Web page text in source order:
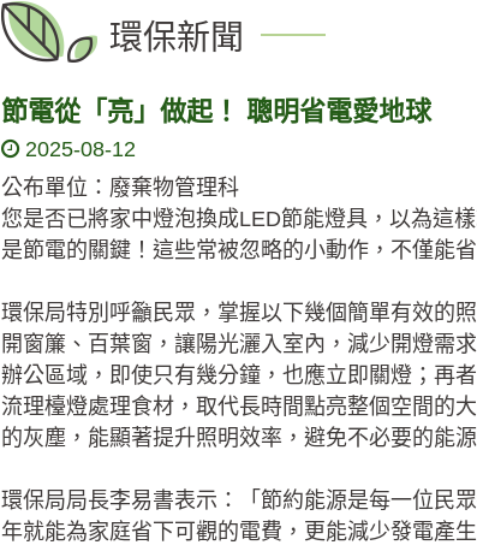
環保新聞
節電從「亮」做起！ 聰明省電愛地球
2025-08-12
公布單位：廢棄物管理科
您是否已將家中燈泡換成LED節能燈具，以為這
是節電的關鍵！這些常被忽略的小動作，不僅能
環保局特別呼籲民眾，掌握以下幾個簡單有效的
開窗簾、百葉窗，讓陽光灑入室內，減少開燈需
辦公區域，即使只有幾分鐘，也應立即關燈；再
流理檯燈處理食材，取代長時間點亮整個空間的
的灰塵，能顯著提升照明效率，避免不必要的能
環保局局長李易書表示：「節約能源是每一位民
年就能為家庭省下可觀的電費，更能減少發電產